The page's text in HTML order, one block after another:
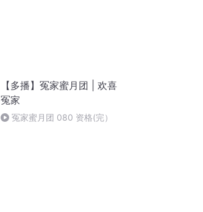
【多播】冤家蜜月团 | 欢喜
冤家
冤家蜜月团 080 资格(完）